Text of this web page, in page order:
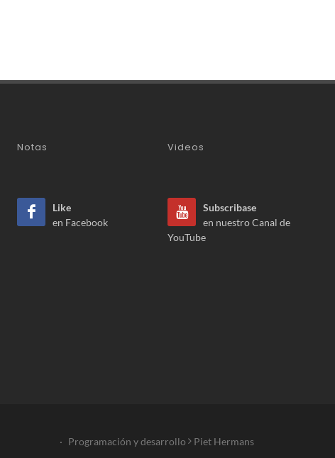
Notas Videos
Like
en Facebook
Subscribase
en nuestro Canal de
YouTube
· Programación y desarrollo Piet Hermans